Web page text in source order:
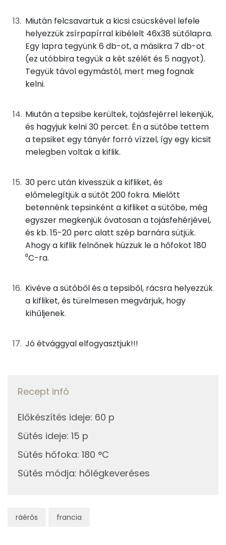
ráérős francia
Riboflavin - B2 vitamin:
0 mg
Niacin - B3 vitamin:
2 mg
Pantoténsav - B5 vitamin:
0 mg
Folsav - B9-vitamin:
Kolin:
26 mg
Retinol - A vitamin:
419 micro
α-karotin
β-karotin
100 micro
β-crypt
0 micro
Likopin
0 micro
Lut-zea
99 micro
Összesen 987 kcal
Miután felcsavartuk a kicsi csücskével lefele
helyezzük zsírpapírral kibélelt 46x38 sütőlapra.
Egy lapra tegyünk 6 db-ot, a másikra 7 db-ot
(ez utóbbira tegyük a két szélét és 5 nagyot).
Tegyük távol egymástól, mert meg fognak
kelni.
Miután a tepsibe kerültek, tojásfejérrel lekenjük,
és hagyjuk kelni 30 percet. Én a sütőbe tettem
a tepsiket egy tányér forró vízzel, így egy kicsit
melegben voltak a kiflik.
30 perc után kivesszük a kifliket, és
előmelegítjük a sütőt 200 fokra. Mielőtt
betennénk tepsinként a kifliket a sütőbe, még
egyszer megkenjük óvatosan a tojásfehérjével,
és kb. 15-20 perc alatt szép barnára sütjük.
Ahogy a kiflik felnőnek húzzuk le a hőfokot 180
⁰C-ra.
Kivéve a sütőből és a tepsiből, rácsra helyezzük
a kifliket, és türelmesen megvárjuk, hogy
kihűljenek.
Jó étvággyal elfogyasztjuk!!!
Recept infó
Előkészítés ideje: 60 p
Sütés ideje: 15 p
Sütés hőfoka: 180 °C
Sütés módja: hőlégkeveréses